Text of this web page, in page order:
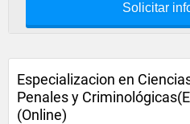
Solicitar
Especializacion en
Penales y
(Online)